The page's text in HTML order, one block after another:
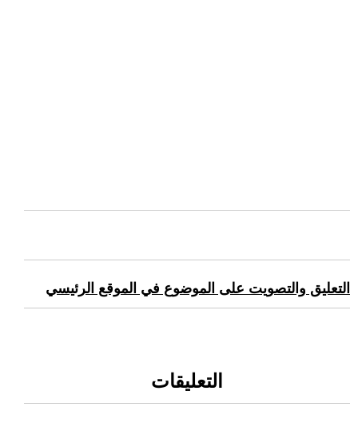
التعليق والتصويت على الموضوع في الموقع الرئيسي
التعليقات